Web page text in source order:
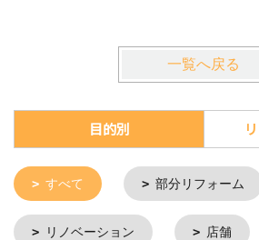
一覧へ戻る
目的別
すべて 部分リフォーム
リノベーション 店舗